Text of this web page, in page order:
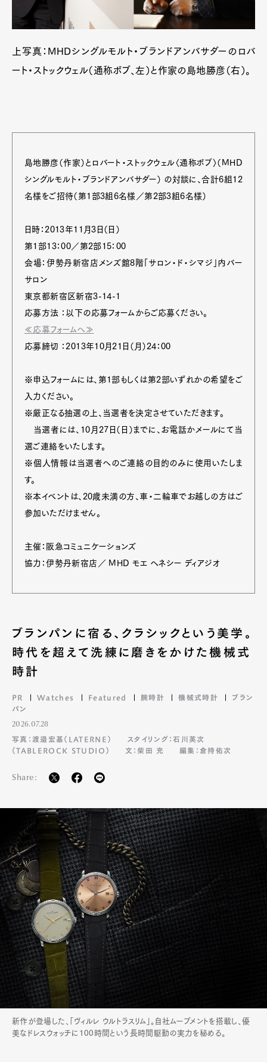
上写真：MHDシングルモルト・ブランドアンバサダーのロバ
ート・ストックウェル（通称ボブ、左）と作家の島地勝彦（右）。
島地勝彦（作家）とロバート・ストックウェル〈通称ボブ〉（MHD
シングルモルト・ブランドアンバサダー） の対談に、合計6組12
名様をご招待（第1部3組6名様／第2部3組6名様）
日時：2013年11月3日（日）
第1部13：00／第2部15：00
会場：伊勢丹新宿店メンズ館8階「サロン・ド・シマジ」内バー
サロン
東京都新宿区新宿3-14-1
応募方法 ：以下の応募フォームからご応募ください。
≪応募フォームへ≫
応募締切 ：2013年10月21日（月）24：00
※申込フォームには、第1部もしくは第2部いずれかの希望をご
入力ください。
※厳正なる抽選の上、当選者を決定させていただきます。
当選者には、10月27日（日）までに、お電話かメールにて当
選ご連絡をいたします。
※個人情報は当選者へのご連絡の目的のみに使用いたしま
す。
※本イベントは、20歳未満の方、車・二輪車でお越しの方はご
参加いただけません。
主催：阪急コミュニケーションズ
協力：伊勢丹新宿店／ MHD モエ ヘネシー ディアジオ
ブランパンに宿る、クラシックという美学。
時代を超えて洗練に磨きをかけた機械式
時計
PR Watches Featured 腕時計 機械式時計
ブラン
パン
2026.07.28
写真：渡邉宏基（LATERNE）
スタイリング：石川英次
（TABLEROCK STUDIO）
文：柴田 充 編集：倉持佑次
Share:
新作が登場した、「ヴィルレ ウルトラスリム」。自社ムーブメントを搭載し、優
美なドレスウォッチに100時間という長時間駆動の実力を秘める。